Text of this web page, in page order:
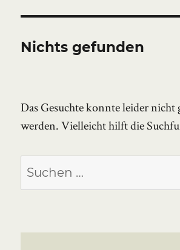
Nichts gefunden
Das Gesuchte konnte leider nicht
werden. Vielleicht hilft die
Suchen
nach: